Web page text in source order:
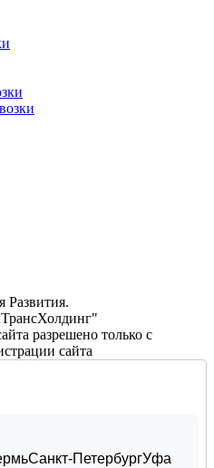
Развития.
разрешено только с
сайта
Санкт-ПетербургУфа